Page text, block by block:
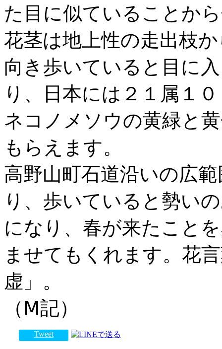
た目に似ていることか
花茎は地上性の走出枝
向き歩いていると目に
り、日本には２１属１
ネコノメソウの黄緑と
もらえます。
高野山町石道沿いの広
り、歩いていると勢い
になり、春が来たこと
ませてもくれます。花
虚」。
（Ⅿ記）
Tweet